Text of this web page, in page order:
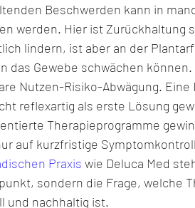
Beschwerden kann in
werden. Hier ist Zurückhaltung
lindern, ist aber an der
das Gewebe schwächen können.
Nutzen-Risiko-Abwägung.
reflexartig als erste Lösung
Therapieprogramme
auf kurzfristige
Praxis wie Deluca Med
sondern die Frage, welche
und nachhaltig ist.